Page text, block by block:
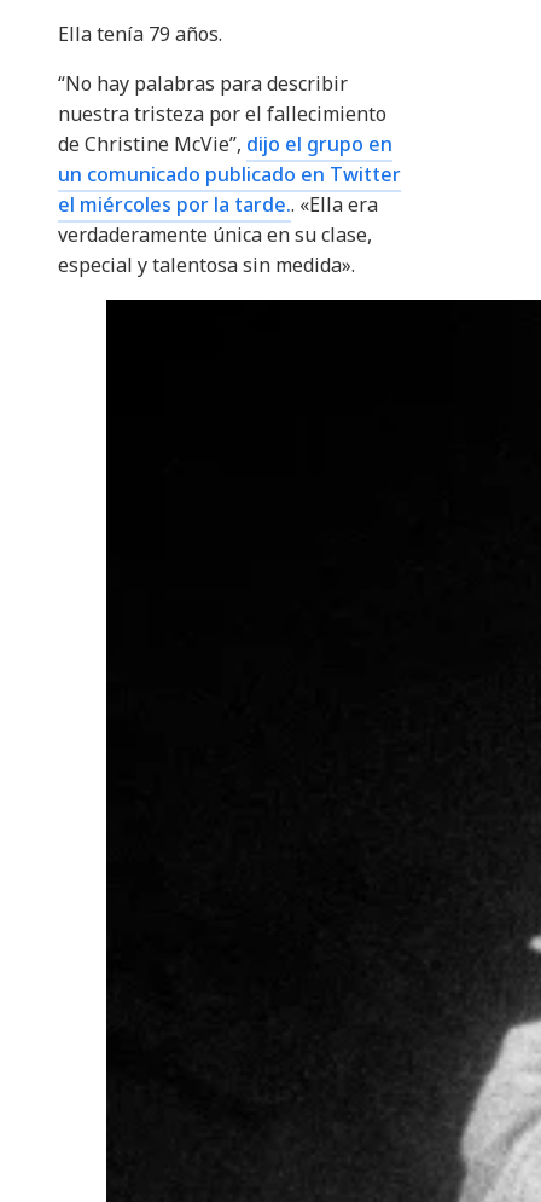
Ella tenía 79 años.
“No hay palabras para describir
nuestra tristeza por el fallecimiento
de Christine McVie”, dijo el grupo en
un comunicado publicado en Twitter
el miércoles por la tarde.. «Ella era
verdaderamente única en su clase,
especial y talentosa sin medida».